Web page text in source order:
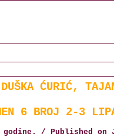
ĆURIĆ,
6 BROJ 2-3
/ Published on